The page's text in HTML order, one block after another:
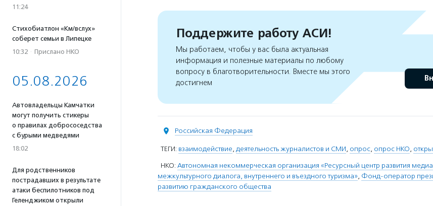
11:24
Стихобиатлон «Км/вслух»
соберет семьи в Липецке
10:32 · Прислано НКО
05.08.2026
Автовладельцы Камчатки
могут получить стикеры
о правилах добрососедства
с бурыми медведями
18:02
Для родственников
пострадавших в результате
атаки беспилотников под
Геленджиком открыли
Поддержите работу АСИ!
Мы работаем, чтобы у вас была актуальная
информация и полезные материалы по любому
вопросу в благотворительности. Вместе мы этого
достигнем
Российская Федерация
ТЕГИ: взаимодействие, деятельность журналистов и СМИ, опрос, опрос НКО,
НКО: Автономная некоммерческая организация «Ресурсный центр развития
межкультурного диалога, внутреннего и въездного туризма», Фонд-оператор
развитию гражданского общества